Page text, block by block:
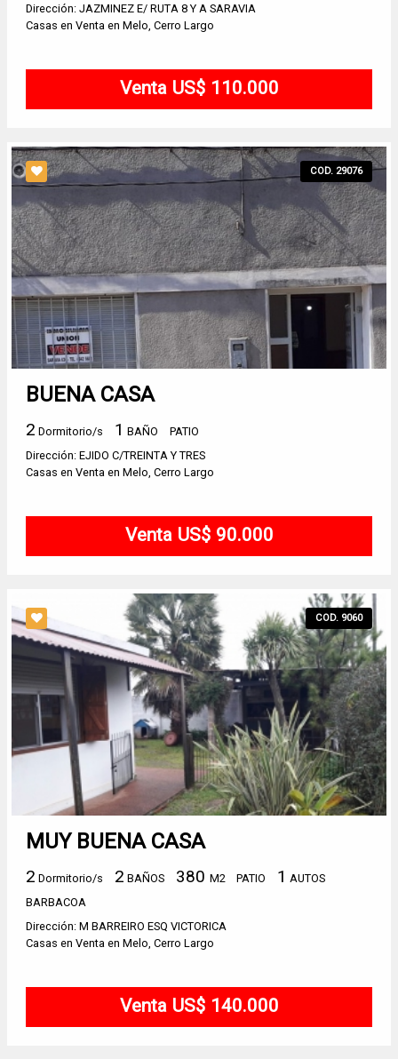
Dirección: JAZMINEZ E/ RUTA 8 Y A SARAVIA
Casas en Venta en Melo, Cerro Largo
Venta US$ 110.000
COD. 29076
BUENA CASA
2 Dormitorio/s 1 BAÑO
PATIO
Dirección: EJIDO C/TREINTA Y TRES
Casas en Venta en Melo, Cerro Largo
Venta US$ 90.000
COD. 9060
MUY BUENA CASA
2 Dormitorio/s 2 BAÑOS 380 M2 PATIO 1 AUTOS
BARBACOA
Dirección: M BARREIRO ESQ VICTORICA
Casas en Venta en Melo, Cerro Largo
Venta US$ 140.000